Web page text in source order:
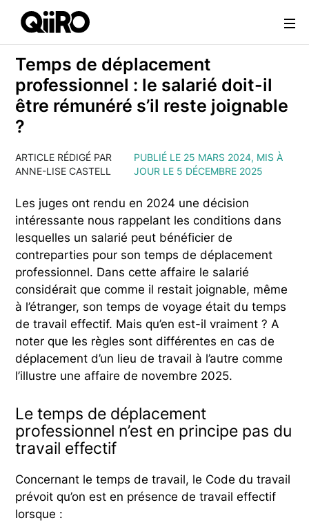
Webflow Homepage
Temps de déplacement
professionnel : le salarié doit-il
être rémunéré s’il reste joignable
?
ARTICLE RÉDIGÉ PAR
ANNE-LISE CASTELL
PUBLIÉ LE 25 MARS 2024, MIS À
JOUR LE 5 DÉCEMBRE 2025
Les juges ont rendu en 2024 une décision
intéressante nous rappelant les conditions dans
lesquelles un salarié peut bénéficier de
contreparties pour son temps de déplacement
professionnel. Dans cette affaire le salarié
considérait que comme il restait joignable, même
à l’étranger, son temps de voyage était du temps
de travail effectif. Mais qu’en est-il vraiment ? A
noter que les règles sont différentes en cas de
déplacement d’un lieu de travail à l’autre comme
l’illustre une affaire de novembre 2025.
Le temps de déplacement
professionnel n’est en principe pas du
travail effectif
Concernant le temps de travail, le Code du travail
prévoit qu’on est en présence de travail effectif
lorsque :